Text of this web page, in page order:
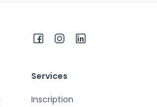
Services
Inscription